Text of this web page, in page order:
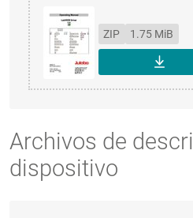
ZIP 1.75 MiB
Archivos de
dispositivo